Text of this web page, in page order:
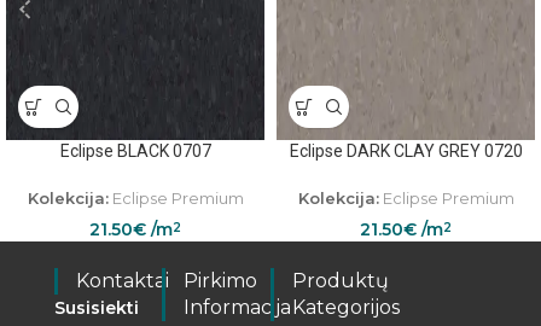
Eclipse BLACK 0707
Kolekcija:Eclipse Premium
21.50€ /m2
Eclipse DARK CLAY GREY 0720
Kolekcija:Eclipse Premium
21.50€ /m2
Kontaktai
Susisiekti
Pirkimo
Informacija
Produktų
Kategorijos